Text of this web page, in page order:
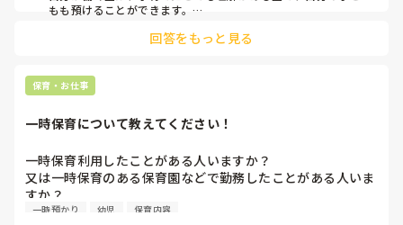
でも周りのみんなは当たり前のように働くし、
ならないのですかね。。
時短でフリーとかなら働いている方が充実しているし
気持ちも楽でしょうか。
どうしようもないのですが、無認可や一時保育も利用してま
自分の園が厳しいだけかもしれませんが、復帰した同期が時
短なのに担任も持たされ、毎日８時半に子供を寝かしつける
のと同時に自分も寝てしまうそうです。
会議の時には40度の熱を出している子どもを実家の最寄り駅
もも預けることができます。
後、幼稚園に通わせることにしました。
ありました。しかし、復帰後のことを考えると、自分は保育園
に預ける方が楽です。でも、同じように、保育士をしてきて、
メリットも多くありますが、やはり今は本人が選べないので両
復帰後のことを想定して、今から分担を考えています。
モヤモヤばかりですよね。
でも、これでやっていく！と決めて行く方が自分にも子どもに
も良いと思って私は決断しました！
回答になっていないかもしれませんが。。
回答をもっと見る
保育・お仕事
一時保育について教えてください！
一時保育利用したことがある人いますか？
又は一時保育のある保育園などで勤務したことがある人いま
すか？
一時預かり 幼児 保育内容